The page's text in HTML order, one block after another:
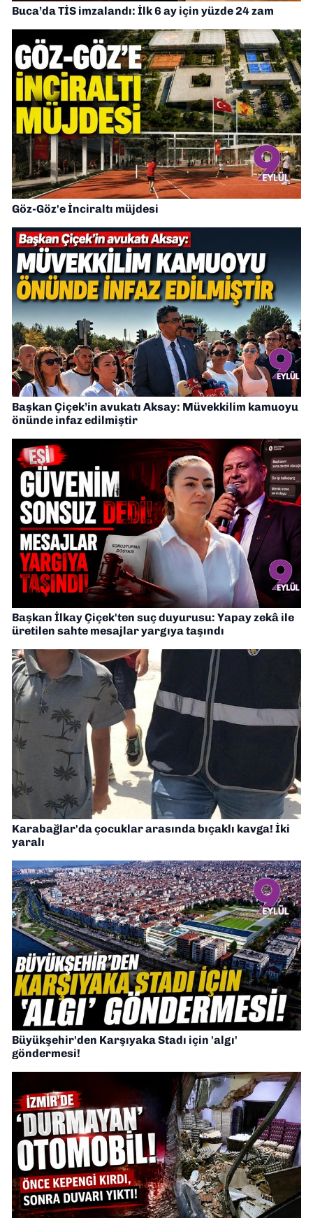
Buca’da TİS imzalandı: İlk 6 ay için yüzde 24 zam
Göz-Göz'e İnciraltı müjdesi
Başkan Çiçek’in avukatı Aksay: Müvekkilim kamuoyu
önünde infaz edilmiştir
Başkan İlkay Çiçek'ten suç duyurusu: Yapay zekâ ile
üretilen sahte mesajlar yargıya taşındı
Karabağlar'da çocuklar arasında bıçaklı kavga! İki
yaralı
Büyükşehir'den Karşıyaka Stadı için 'algı'
göndermesi!